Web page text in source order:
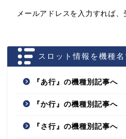
メールアドレスを入力すれば、
スロット情報を機種
『あ行』の機種別記事へ
『か行』の機種別記事へ
『さ行』の機種別記事へ